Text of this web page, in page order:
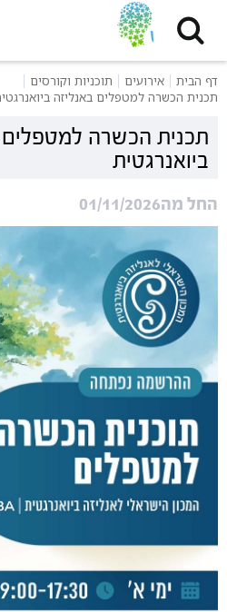
דף הבית אירועים
תוכניות וקורסים
תכנית הכשרה למטפלים באנליזה
תכנית הכשרה למטפלים
ביואנרגטית
החל מה01/11/2026